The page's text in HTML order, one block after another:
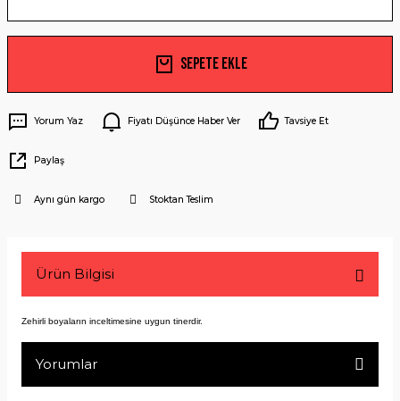
Sepete Ekle
Yorum Yaz Fiyatı Düşünce Haber Ver Tavsiye Et
Paylaş
Aynı gün kargo Stoktan Teslim
Ürün Bilgisi
Zehirli boyaların inceltimesine uygun tinerdir.
Yorumlar